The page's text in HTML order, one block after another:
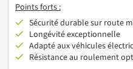
Points forts :
Sécurité durable sur route
Longévité exceptionnelle
Adapté aux véhicules
Résistance au roulement